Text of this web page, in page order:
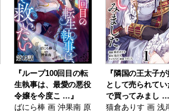
『ループ100回目の転
生執事は、最愛の悪役
令嬢を今度こ …』
ばにら棒 画 沖果南 原
『隣国の王太子
として売られてい
で買ってみまし …
猫倉ありす 画 浅